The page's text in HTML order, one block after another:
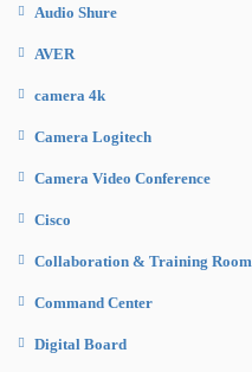
Audio Shure
AVER
camera 4k
Camera Logitech
Camera Video Conference
Cisco
Collaboration & Training Room
Command Center
Digital Board